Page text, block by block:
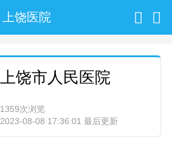
上饶医院
上饶市人民医院
1359次浏览
2023-08-08 17:36:01 最后更新